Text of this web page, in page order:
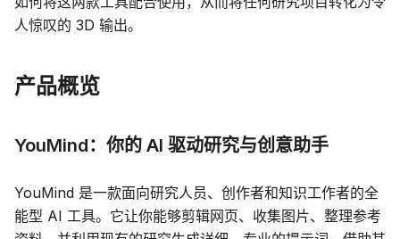
人惊叹的 3D 输出。
产品概览
YouMind：你的 AI 驱动研究与创意助手
YouMind 是一款面向研究人员、创作者和知识工作者的全
能型 AI 工具。它让你能够剪辑网页、收集图片、整理参考